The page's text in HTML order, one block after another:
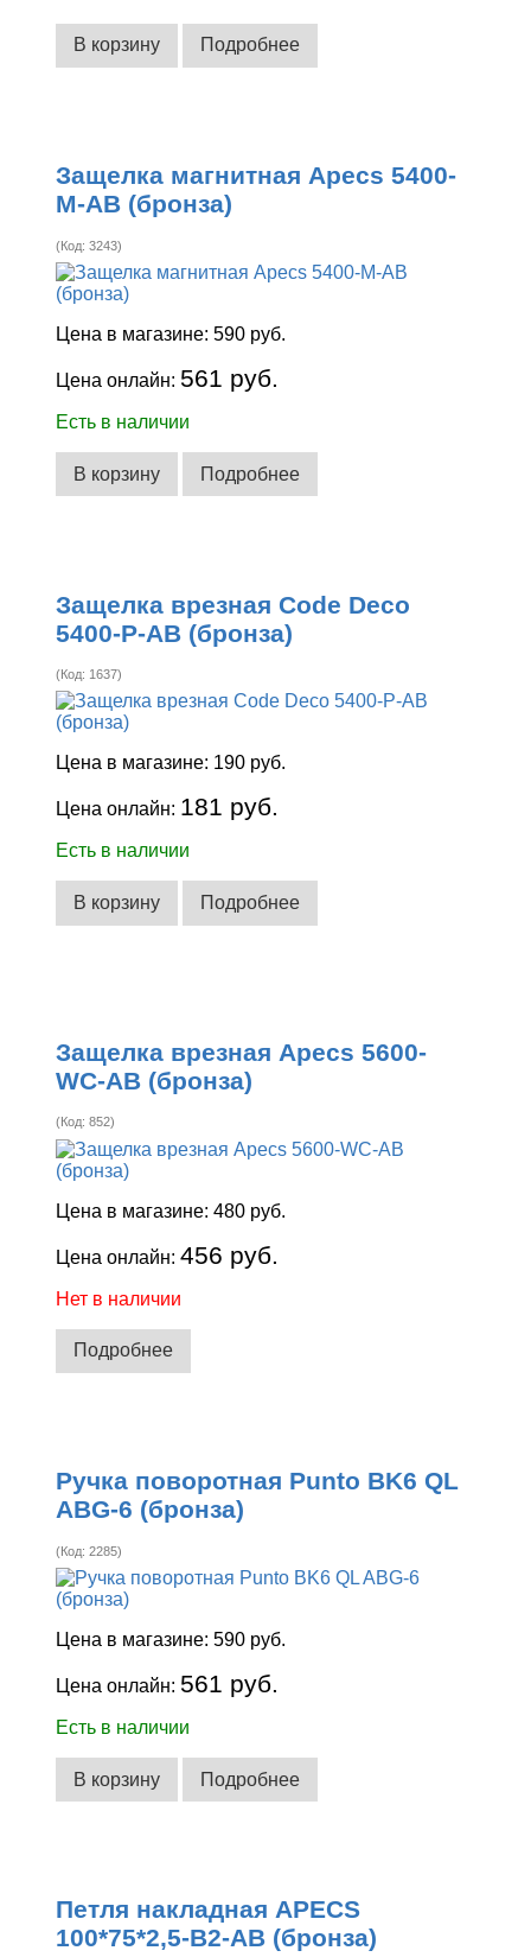
В корзину Подробнее
Защелка магнитная Apecs 5400-
M-AB (бронза)
(Код:3243)
Цена в магазине:590 руб.
Цена онлайн: 561 руб.
Есть в наличии
В корзину Подробнее
Защелка врезная Code Deco
5400-P-AB (бронза)
(Код: 1637)
Цена в магазине: 190 руб.
Цена онлайн: 181 руб.
Есть в наличии
В корзину Подробнее
Защелка врезная Apecs 5600-
WC-AB (бронза)
(Код:852)
Цена в магазине:480 руб.
Цена онлайн:456 руб.
Нет в наличии
Подробнее
Ручка поворотная Punto BK6 QL
ABG-6 (бронза)
(Код:2285)
Цена в магазине:590 руб.
Цена онлайн: 561 руб.
Есть в наличии
В корзину Подробнее
Петля накладная APECS
100*75*2,5-B2-AB (бронза)